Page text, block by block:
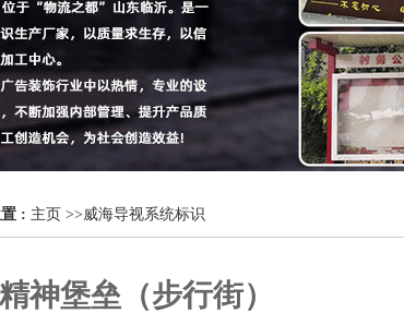
: 主页 >>威海导视系统标识
神堡垒（步行街）